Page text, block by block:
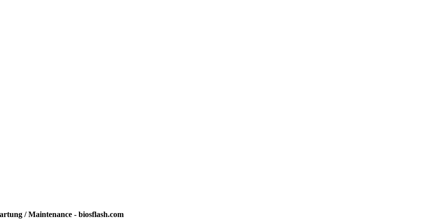
/ Maintenance - biosflash.com